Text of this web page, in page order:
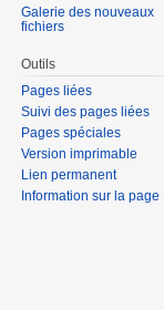
Galerie des nouveaux
fichiers
Outils
Pages liées
Suivi des pages liées
Pages spéciales
Version imprimable
Lien permanent
Information sur la page